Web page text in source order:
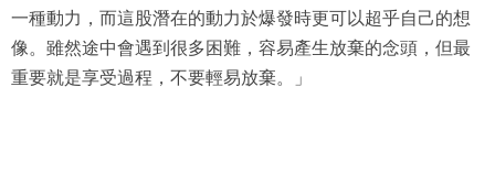
一種動力，而這股潛在的動力於爆發時更可以超乎自己的想
像。雖然途中會遇到很多困難，容易產生放棄的念頭，但最
重要就是享受過程，不要輕易放棄。」